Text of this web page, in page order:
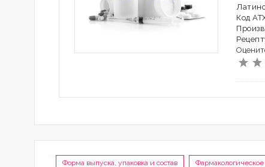
Код
Форма выпуска, упаковка и состав